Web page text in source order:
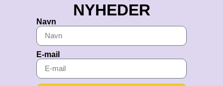
NYHEDER
Navn
E-mail